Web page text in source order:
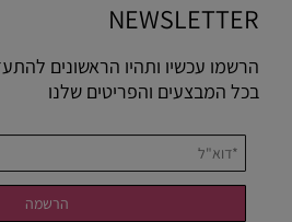
NEWSLETTER
הרשמו עכשיו ותהיו הראשונים
בכל המבצעים והפריטים שלנו